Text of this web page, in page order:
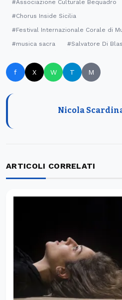
#Associazione Culturale Bequadro
#Chorus Inside Sicilia
#Festival Internazionale Corale di
#musica sacra
#Salvatore Di
f X W T M
Nicola
ARTICOLI CORRELATI